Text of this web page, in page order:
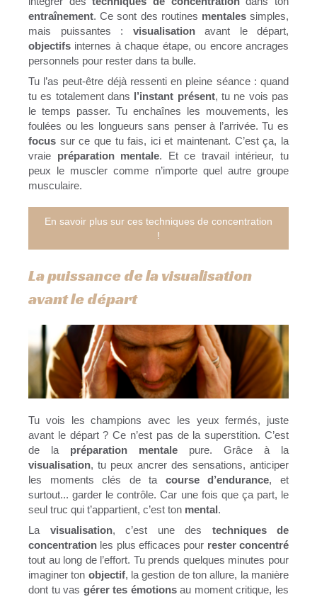
entraînement. Ce sont des routines mentalessimples,
mais puissantes : visualisationavant le départ,
objectifs internes à chaque étape, ou encore ancrages
personnels pour rester dans ta bulle.
Tu l’as peut-être déjà ressenti en pleine séance : quand
tu es totalement dans l’instant présent, tu ne vois pas
le temps passer. Tu enchaînes les mouvements, les
foulées ou les longueurs sans penser à l’arrivée. Tu es
focus sur ce que tu fais, ici et maintenant. C’est ça, la
vraie préparation mentale. Et ce travail intérieur, tu
peux le muscler comme n’importe quel autre groupe
musculaire.
En savoir plus sur ces techniques de concentration
!
La puissance de la visualisation
avant le départ
Tu vois les champions avec les yeux fermés, juste
avant le départ ? Ce n’est pas de la superstition. C’est
de la préparation mentale pure. Grâce à la
visualisation, tu peux ancrer des sensations, anticiper
les moments clés de ta course d’endurance, et
surtout... garder le contrôle. Car une fois que ça part, le
seul truc qui t’appartient, c’est ton mental.
La visualisation, c’est une des techniques de
concentration les plus efficaces pour rester concentré
tout au long de l’effort. Tu prends quelques minutes pour
imaginer ton objectif, la gestion de ton allure, la manière
dont tu vas gérer tes émotionsau moment critique, les